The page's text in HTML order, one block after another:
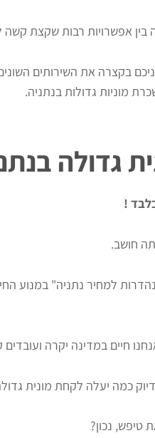
בין אפשרויות רבות שקצת קשה
בקצרה את השירותים
מוניות גדולות בנתניה.
גדולה
חושב.
למחיר נתניה" במנוע
חיים במדינה יקרה
כמה יעלה לקחת מונית
נכון?